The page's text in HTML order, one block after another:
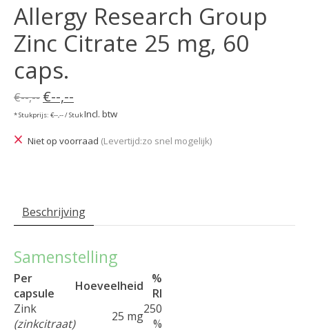
Allergy Research Group
Zinc Citrate 25 mg, 60
caps.
€--,-- €--,--
* Stukprijs: €--,-- / StukIncl. btw
Niet op voorraad (Levertijd:zo snel mogelijk)
Beschrijving
Samenstelling
Per
capsule
Hoeveelheid
%
RI
Zink
(zinkcitraat)
25 mg250
%